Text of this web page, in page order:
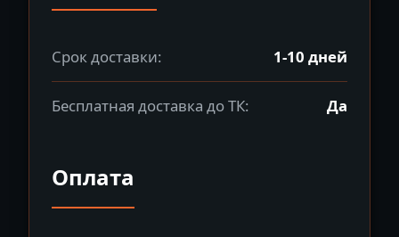
841
Срок доставки: 1-10 дней
Бесплатная доставка до ТК: Да
Оплата